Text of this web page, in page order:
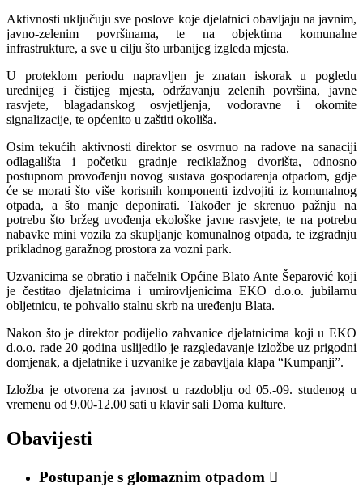
Aktivnosti uključuju sve poslove koje djelatnici obavljaju na javnim,
javno-zelenim površinama, te na objektima komunalne
infrastrukture, a sve u cilju što urbanijeg izgleda mjesta.
U proteklom periodu napravljen je znatan iskorak u pogledu
urednijeg i čistijeg mjesta, održavanju zelenih površina, javne
rasvjete, blagadanskog osvjetljenja, vodoravne i okomite
signalizacije, te općenito u zaštiti okoliša.
Osim tekućih aktivnosti direktor se osvrnuo na radove na sanaciji
odlagališta i početku gradnje reciklažnog dvorišta, odnosno
postupnom provođenju novog sustava gospodarenja otpadom, gdje
će se morati što više korisnih komponenti izdvojiti iz komunalnog
otpada, a što manje deponirati. Također je skrenuo pažnju na
potrebu što bržeg uvođenja ekološke javne rasvjete, te na potrebu
nabavke mini vozila za skupljanje komunalnog otpada, te izgradnju
prikladnog garažnog prostora za vozni park.
Uzvanicima se obratio i načelnik Općine Blato Ante Šeparović koji
je čestitao djelatnicima i umirovljenicima EKO d.o.o. jubilarnu
obljetnicu, te pohvalio stalnu skrb na uređenju Blata.
Nakon što je direktor podijelio zahvanice djelatnicima koji u EKO
d.o.o. rade 20 godina uslijedilo je razgledavanje izložbe uz prigodni
domjenak, a djelatnike i uzvanike je zabavljala klapa “Kumpanji”.
Izložba je otvorena za javnost u razdoblju od 05.-09. studenog u
vremenu od 9.00-12.00 sati u klavir sali Doma kulture.
Obavijesti
Postupanje s glomaznim otpadom 